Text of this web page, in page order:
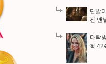
단발
전 맨
다락
헉 42